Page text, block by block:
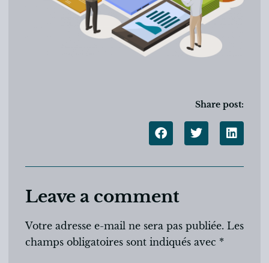
Share post:
Leave a comment
Votre adresse e-mail ne sera pas publiée. Les
champs obligatoires sont indiqués avec *